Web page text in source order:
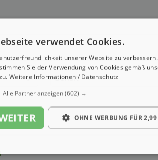
Gehalt
verwendet Cookies.
unserer Website zu
Sie der Verwendung von Cookies gemäß
Weitere Informationen / Datenschutz
Alle Partner anzeigen(602) →
OHNE WERBUNG FÜR